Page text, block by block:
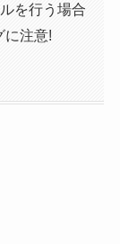
を行う場合
に注意!